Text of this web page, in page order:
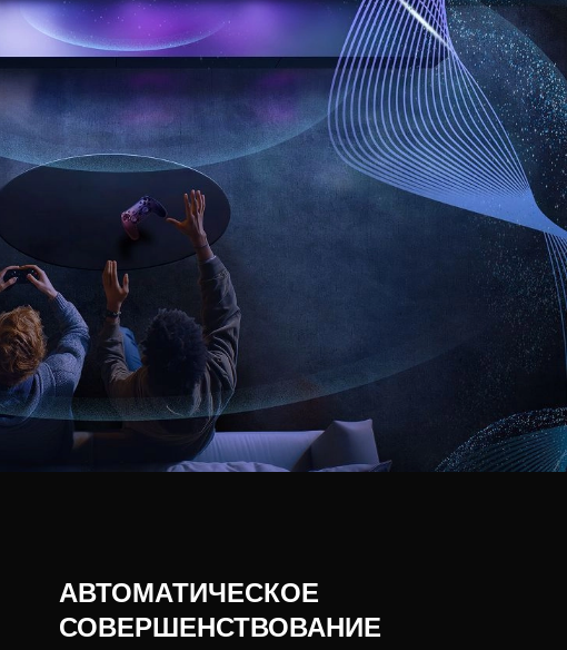
АВТОМАТИЧЕСКОЕ
СОВЕРШЕНСТВОВАНИЕ